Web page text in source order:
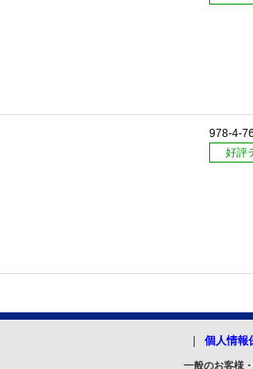
978-4-
好評
個人情報
一般のお客様